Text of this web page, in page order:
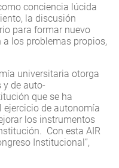
conciencia lúcida
la discusión
para formar nuevo
los problemas propios,
universitaria otorga
de auto-
que se ha
ejercicio de autonomía
los instrumentos
Con esta AIR
Institucional”,